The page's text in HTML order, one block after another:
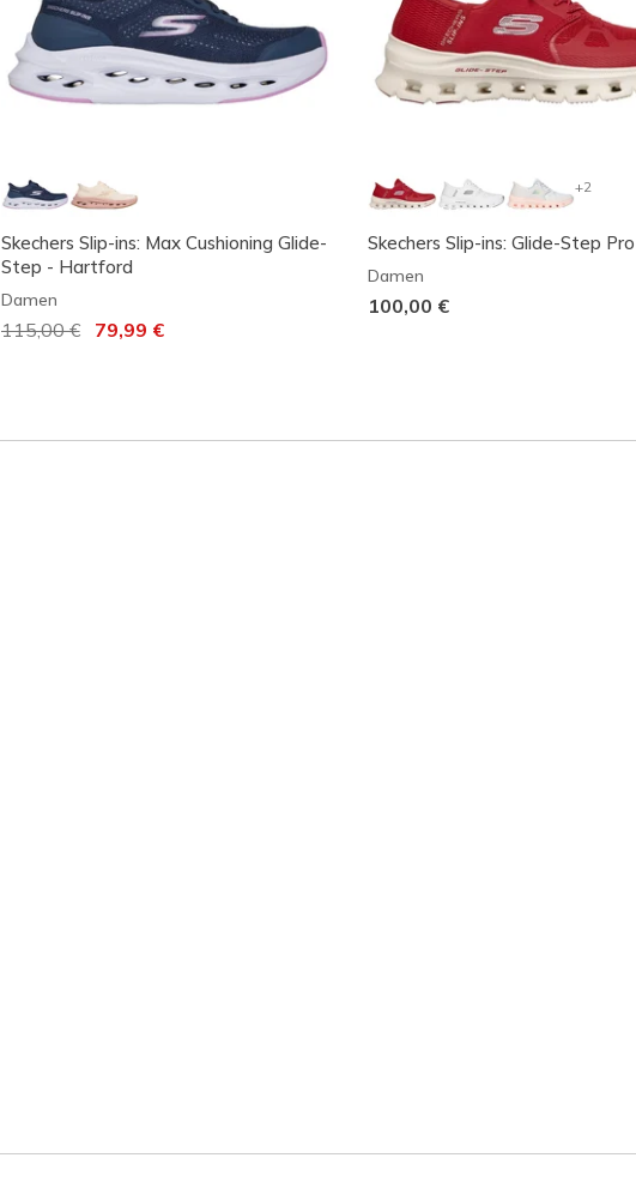
Skechers Slip-ins: Max Cushioning Glide-
Step - Hartford
Damen
Reduziert von
115,00 €auf79,99 €
+2
Skechers Slip-ins: Glide-Step Pro
Damen
100,00 €